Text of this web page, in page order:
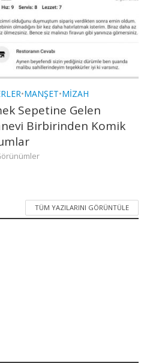
•MANŞET•MIZAH
Sepetine Gelen
Birbirinden Komik
TÜM YAZILARINI GÖRÜNTÜLE